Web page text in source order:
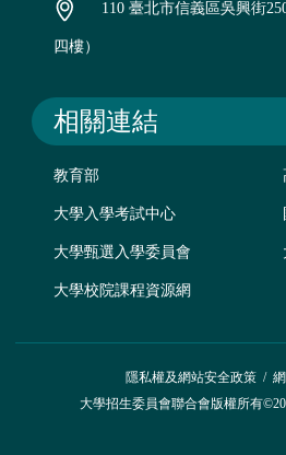
110 臺北市信義區吳興街
四樓）
相關連結
教育部
大學入學考試中心
大學甄選入學委員會
大學校院課程資源網
隱私權及網站安全政策/
大學招生委員會聯合會版權所有